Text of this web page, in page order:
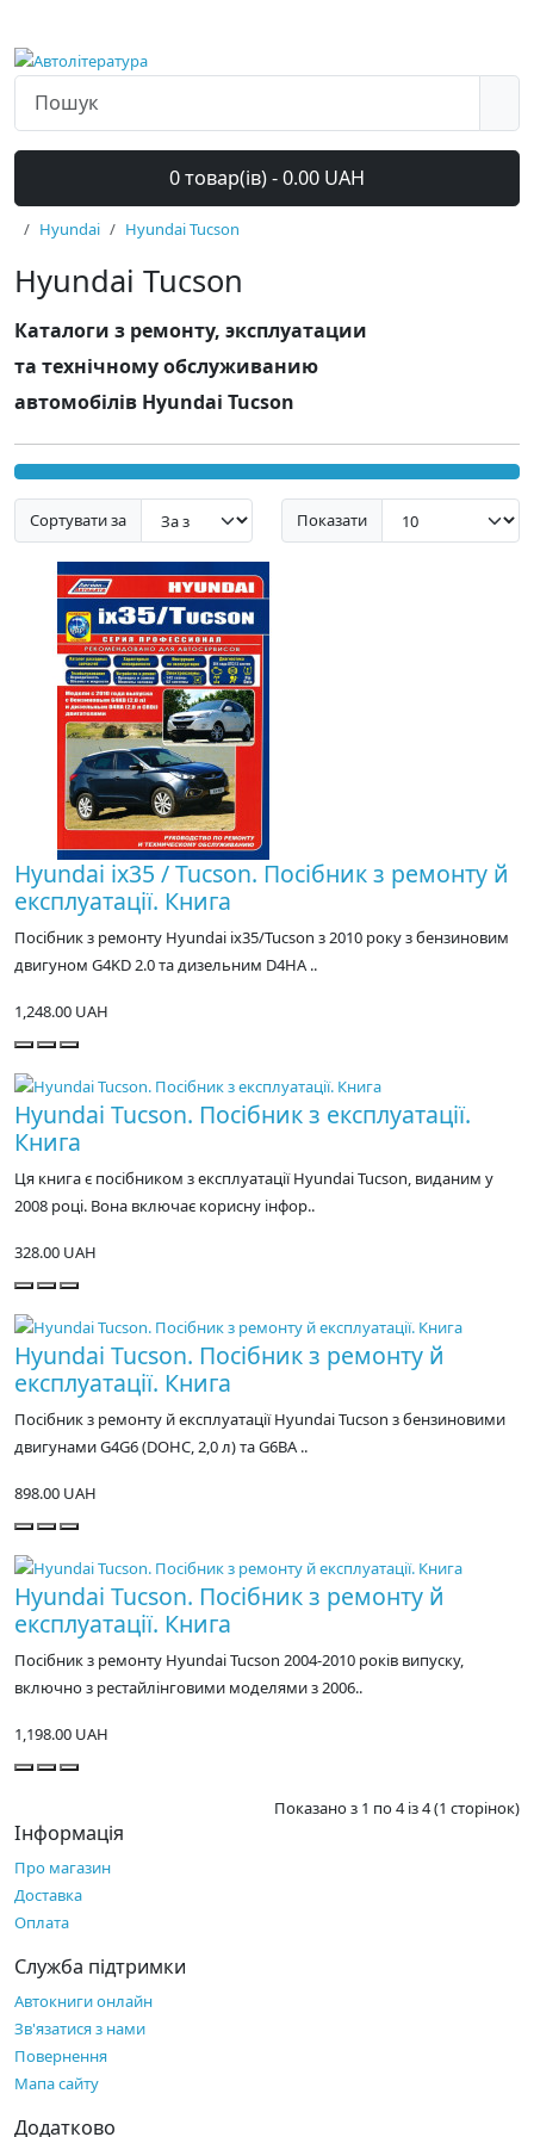
0 товар(ів) - 0.00 UAH
Hyundai Hyundai Tucson
Hyundai Tucson
Каталоги з ремонту, эксплуатации
та технічному обслуживанию
автомобілів Hyundai Tucson
Сортувати за Показати
Hyundai ix35 / Tucson. Посібник з ремонту й
експлуатації. Книга
Посібник з ремонту Hyundai ix35/Tucson з 2010 року з бензиновим
двигуном G4KD 2.0 та дизельним D4HA ..
1,248.00 UAH
Hyundai Tucson. Посібник з експлуатації.
Книга
Ця книга є посібником з експлуатації Hyundai Tucson, виданим у
2008 році. Вона включає корисну інфор..
328.00 UAH
Hyundai Tucson. Посібник з ремонту й
експлуатації. Книга
Посібник з ремонту й експлуатації Hyundai Tucson з бензиновими
двигунами G4G6 (DOHC, 2,0 л) та G6BA ..
898.00 UAH
Hyundai Tucson. Посібник з ремонту й
експлуатації. Книга
Посібник з ремонту Hyundai Tucson 2004-2010 років випуску,
включно з рестайлінговими моделями з 2006..
1,198.00 UAH
Показано з 1 по 4 із 4 (1 сторінок)
Інформація
Про магазин
Доставка
Оплата
Служба підтримки
Автокниги онлайн
Зв'язатися з нами
Повернення
Мапа сайту
Додатково